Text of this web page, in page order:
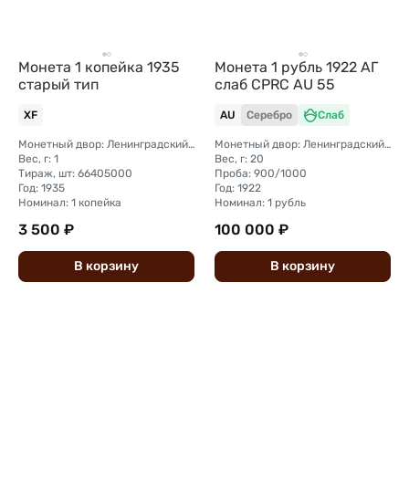
Монета 1 копейка 1935
старый тип
XF
Монетный двор: Ленинградский (ЛМД)
Вес, г: 1
Тираж, шт: 66405000
Год: 1935
Номинал: 1 копейка
3 500 ₽
В корзину
Монета 1 рубль 1922 АГ
слаб CPRC AU 55
AU Серебро Слаб
Монетный двор: Ленинградский (ЛМД)
Вес, г: 20
Проба: 900/1000
Год: 1922
Номинал: 1 рубль
100 000 ₽
В корзину